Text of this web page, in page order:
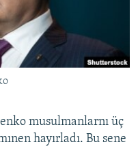
musulmanlarnı üç
hayırladı. Bu sene